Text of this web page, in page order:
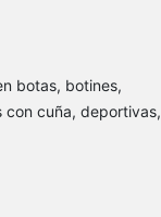
botas, botines,
con cuña, deportivas,